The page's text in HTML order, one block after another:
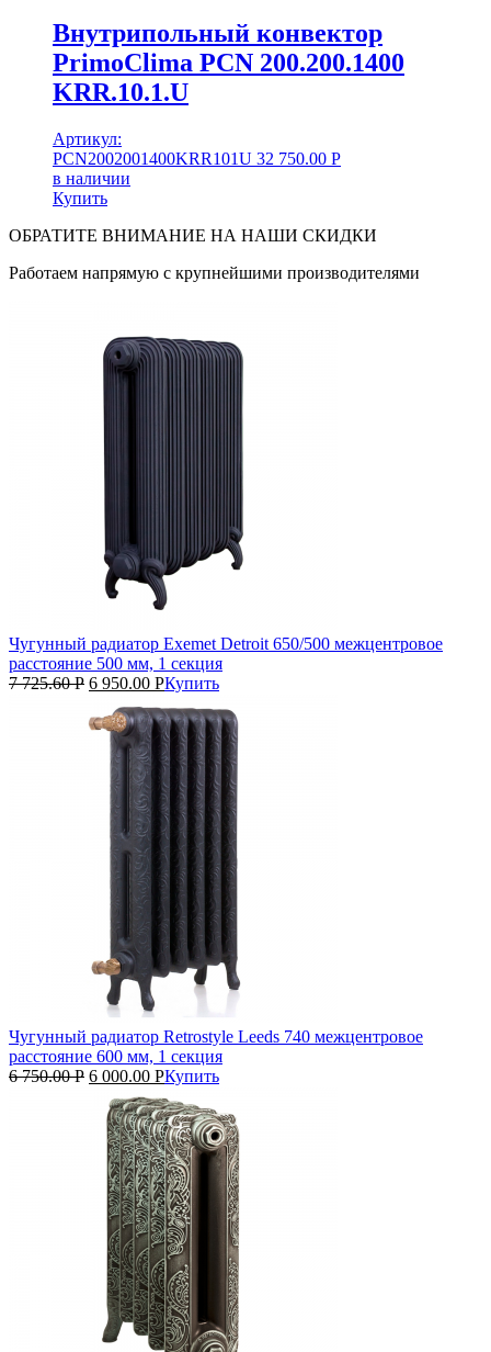
Внутрипольный конвектор
PrimoClima PCN 200.200.1400
KRR.10.1.U
Артикул:
PCN2002001400KRR101U 32 750.00 Р
в наличии
Купить
ОБРАТИТЕ ВНИМАНИЕ НА НАШИ СКИДКИ
Работаем напрямую с крупнейшими производителями
Чугунный радиатор Exemet Detroit 650/500 межцентровое
расстояние 500 мм, 1 секция
7 725.60Р 6 950.00 РКупить
Чугунный радиатор Retrostyle Leeds 740 межцентровое
расстояние 600 мм, 1 секция
6 750.00Р 6 000.00 РКупить